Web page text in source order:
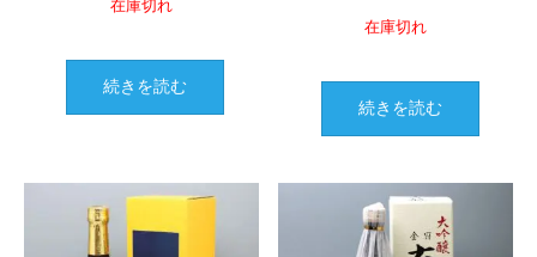
在庫切れ
続きを読む
在庫切れ
続きを読む